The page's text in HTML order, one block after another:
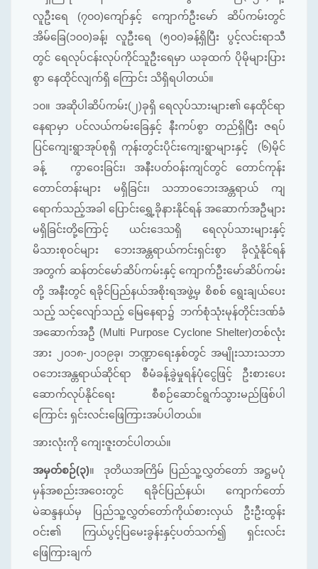
လူဦးရေ (၇၀၀)ကျော်နှင့် ကျောက်ဦးမော် ဆိပ်ကမ်းတွင်
အိမ်ခြေ(၁၀၀)ခန့်၊ လူဦးရေ (၅၀၀)ခန့်ရှိပြီး ပွင့်လင်းရာသီ
တွင် ရေလုပ်ငန်းလုပ်ကိုင်သူဦးရေမှာ ယခုထက် ပိုမိုများပြား
စွာ နေထိုင်လျက်ရှိ ကြောင်း သိရှိရပါတယ်။
၁၀။ အဆိုပါဆိပ်ကမ်း(၂)ခုရှိ ရေလုပ်သားများ၏ နေထိုင်ရာ
နေရာမှာ ပင်လယ်ကမ်းခြေနှင့် နီးကပ်စွာ တည်ရှိပြီး ဇရပ်
ပြင်ကျေးရွာအုပ်စုရှိ ကုန်းတွင်းပိုင်းကျေးရွာများနှင့် (၆)မိုင်
ခန့် ကွာဝေးခြင်း၊ အနီးပတ်ဝန်းကျင်တွင် တောင်ကုန်း
တောင်တန်းများ မရှိခြင်း၊ သဘာဝဘေးအန္တရာယ် ကျ
ရောက်သည့်အခါ ပြောင်းရွှေ့ခိုနားနိုင်ရန် အဆောက်အဦများ
မရှိခြင်းတို့ကြောင့် ယင်းဒေသရှိ ရေလုပ်သားများနှင့်
မိသားစုဝင်များ ဘေးအန္တရာယ်ကင်းရှင်းစွာ ခိုလှုံနိုင်ရန်
အတွက် ဆန်တင်မော်ဆိပ်ကမ်းနှင့် ကျောက်ဦးမော်ဆိပ်ကမ်း
တို့ အနီးတွင် ရခိုင်ပြည်နယ်အစိုးရအဖွဲ့မှ စိစစ် ရွေးချယ်ပေး
သည့် သင့်လျော်သည့် မြေနေရာ၌ ဘက်စုံသုံးမုန်တိုင်းဒဏ်ခံ
အဆောက်အဦ (Multi Purpose Cyclone Shelter)တစ်လုံး
အား ၂၀၁၈-၂၀၁၉ခု၊ ဘဏ္ဍာရေးနှစ်တွင် အမျိုးသားသဘာ
ဝဘေးအန္တရာယ်ဆိုင်ရာ စီမံခန့်ခွဲမှုရန်ပုံငွေဖြင့် ဦးစားပေး
ဆောက်လုပ်နိုင်ရေး စီစဉ်ဆောင်ရွက်သွားမည်ဖြစ်ပါ
ကြောင်း ရှင်းလင်းဖြေကြားအပ်ပါတယ်။
အားလုံးကို ကျေးဇူးတင်ပါတယ်။
အမှတ်စဉ်(၃)။
ဒုတိယအကြိမ် ပြည်သူ့လွှတ်တော် အဋ္ဌမပုံ
မှန်အစည်းအ‌ဝေးတွင် ရခိုင်ပြည်နယ်၊ ကျောက်တော်
မဲဆန္ဒနယ်မှ ပြည်သူ့လွှတ်တော်ကိုယ်စားလှယ် ဦးဦးထွန်း
ဝင်း၏ ကြယ်ပွင့်ပြမေးခွန်းနှင့်ပတ်သက်၍ ရှင်းလင်း
ဖြေကြားချက်